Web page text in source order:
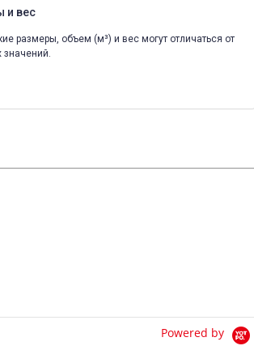
и вес
размеры, объем (м³) и вес могут отличаться от
значений.
Powered by